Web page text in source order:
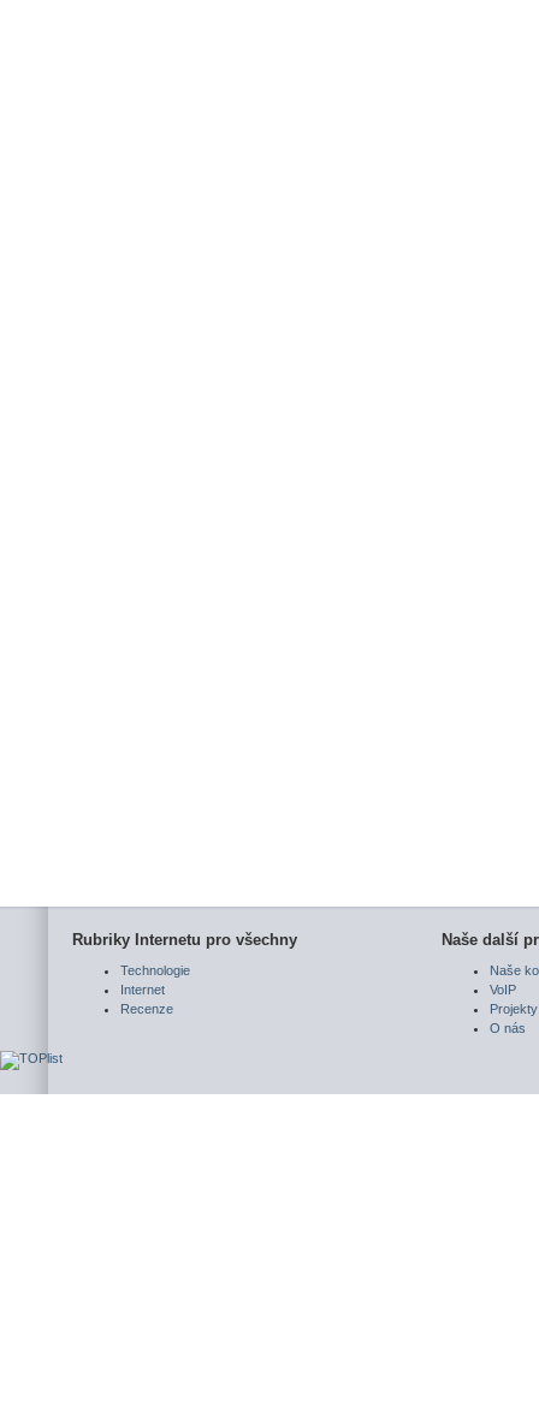
Rubriky Internetu pro všechny
Technologie
Internet
Recenze
Naše další
Naše
VoIP
Projekty
O nás